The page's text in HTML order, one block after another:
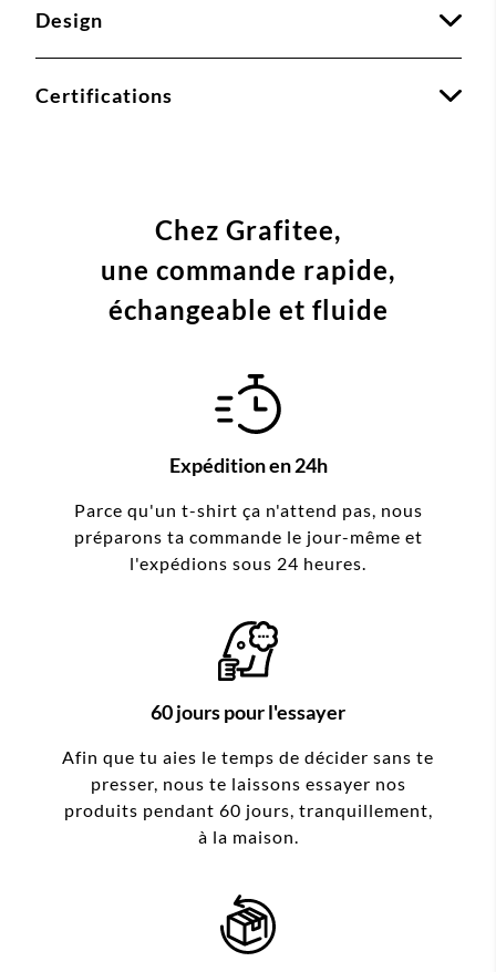
Design
Certifications
Chez Grafitee,
une commande rapide,
échangeable et fluide
Expédition en 24h
Parce qu'un t-shirt ça n'attend pas, nous
préparons ta commande le jour-même et
l'expédions sous 24 heures.
60 jours pour l'essayer
Afin que tu aies le temps de décider sans te
presser, nous te laissons essayer nos
produits pendant 60 jours, tranquillement,
à la maison.